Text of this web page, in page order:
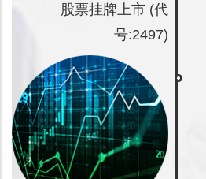
股票挂牌上市 (代
号:2497)